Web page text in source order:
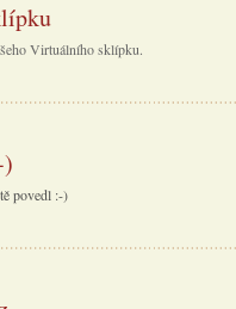
Virtuálního sklípku.
povedl :-)